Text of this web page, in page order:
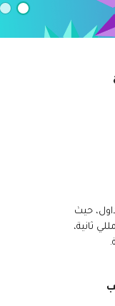
حيث
قدمنا أوقات تنفيذ تصل إلى 29 مللي ثانية،